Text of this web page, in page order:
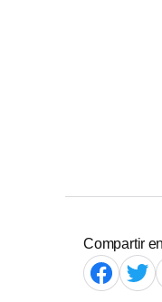
Compartir en